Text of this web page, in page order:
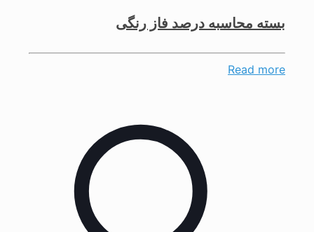
بسته محاسبه درصد فاز رنگی
Read more